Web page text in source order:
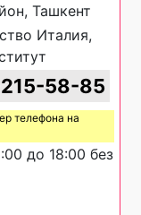
Ташкент
Италия,
58-85
телефона на
до 18:00 без